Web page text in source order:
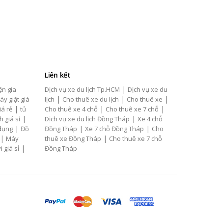
gia
giặt giá
rẻ | tủ
giá sỉ |
| Đồ
| Máy
giá sỉ |
Liên kết
Dịch vụ xe du lịch Tp.HCM | Dịch vụ xe du
lịch | Cho thuê xe du lịch | Cho thuê xe |
Cho thuê xe 4 chỗ | Cho thuê xe 7 chỗ |
Dịch vụ xe du lịch Đồng Tháp | Xe 4 chỗ
Đồng Tháp | Xe 7 chỗ Đồng Tháp | Cho
thuê xe Đồng Tháp | Cho thuê xe 7 chỗ
Đồng Tháp